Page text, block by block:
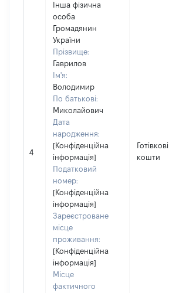
4
Інша фізична
особа
Громадянин
України
Прізвище:
Гаврилов
Ім'я:
Володимир
По батькові:
Миколайович
Дата
народження:
[Конфіденційна
інформація]
Податковий
номер:
[Конфіденційна
інформація]
Зареєстроване
місце
проживання:
[Конфіденційна
інформація]
Місце
фактичного
Готівкові
кошти